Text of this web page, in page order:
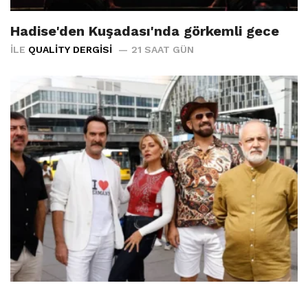
Hadise'den Kuşadası'nda görkemli gece
İLE QUALITY DERGISI 21 SAAT GÜN